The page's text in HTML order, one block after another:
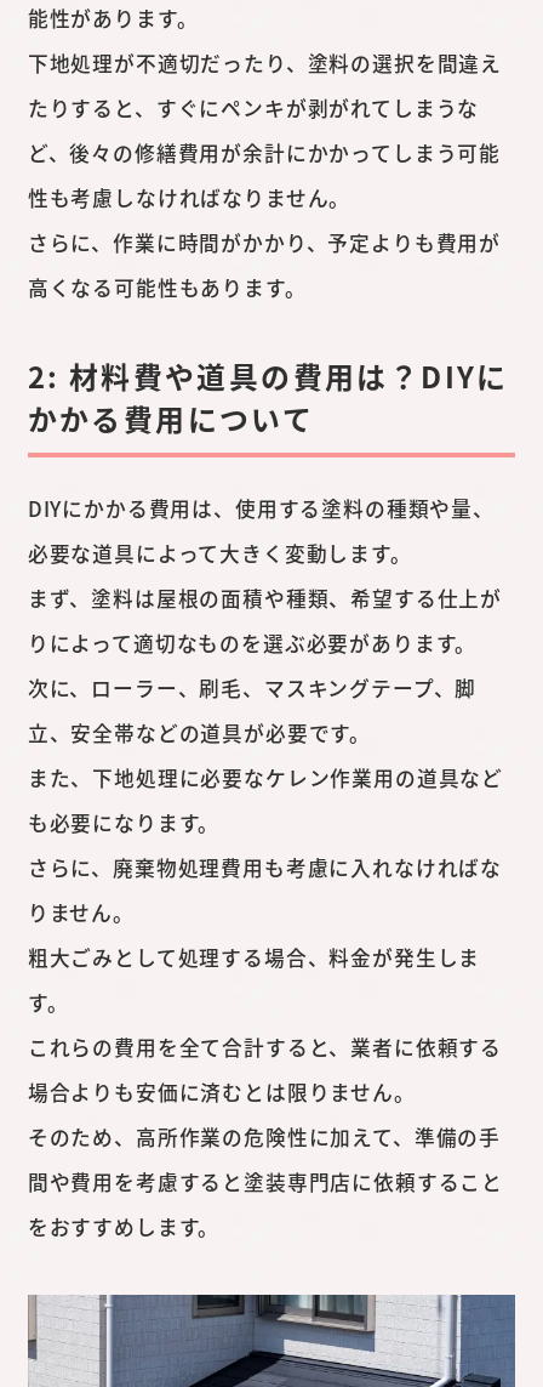
能性があります。
下地処理が不適切だったり、塗料の選択を間違え
たりすると、すぐにペンキが剥がれてしまうな
ど、後々の修繕費用が余計にかかってしまう可能
性も考慮しなければなりません。
さらに、作業に時間がかかり、予定よりも費用が
高くなる可能性もあります。
2: 材料費や道具の費用は？DIYに
かかる費用について
DIYにかかる費用は、使用する塗料の種類や量、
必要な道具によって大きく変動します。
まず、塗料は屋根の面積や種類、希望する仕上が
りによって適切なものを選ぶ必要があります。
次に、ローラー、刷毛、マスキングテープ、脚
立、安全帯などの道具が必要です。
また、下地処理に必要なケレン作業用の道具など
も必要になります。
さらに、廃棄物処理費用も考慮に入れなければな
りません。
粗大ごみとして処理する場合、料金が発生しま
す。
これらの費用を全て合計すると、業者に依頼する
場合よりも安価に済むとは限りません。
そのため、高所作業の危険性に加えて、準備の手
間や費用を考慮すると塗装専門店に依頼すること
をおすすめします。